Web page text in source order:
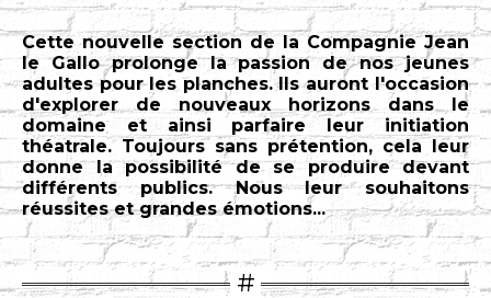
Cette nouvelle section de la Compagnie Jean
le Gallo prolonge la passion de nos jeunes
adultes pour les planches. Ils auront l'occasion
d'explorer de nouveaux horizons dans le
domaine et ainsi parfaire leur initiation
théatrale. Toujours sans prétention, cela leur
donne la possibilité de se produire devant
différents publics. Nous leur souhaitons
réussites et grandes émotions...